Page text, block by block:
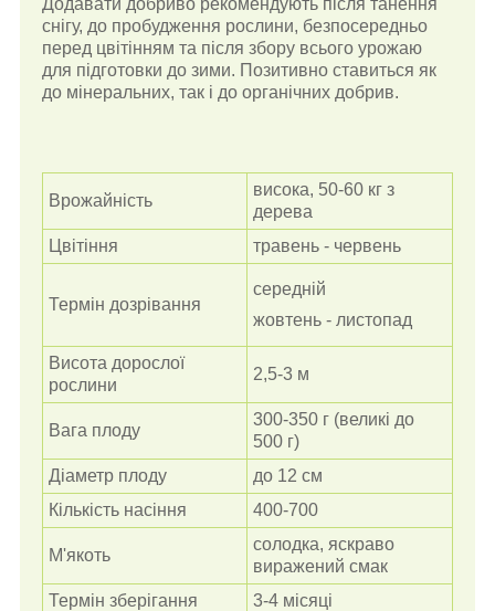
Додавати добриво рекомендують після танення
снігу, до пробудження рослини, безпосередньо
перед цвітінням та після збору всього урожаю
для підготовки до зими. Позитивно ставиться як
до мінеральних, так і до органічних добрив.
Врожайність
висока, 50-60 кг з
дерева
Цвітіння
травень - червень
Термін дозрівання
середній
жовтень - листопад
Висота дорослої
рослини
2,5-3 м
Вага плоду
300-350 г (великі до
500 г)
Діаметр плоду
до 12 см
Кількість насіння
400-700
М'якоть
солодка, яскраво
виражений смак
Термін зберігання
3-4 місяці